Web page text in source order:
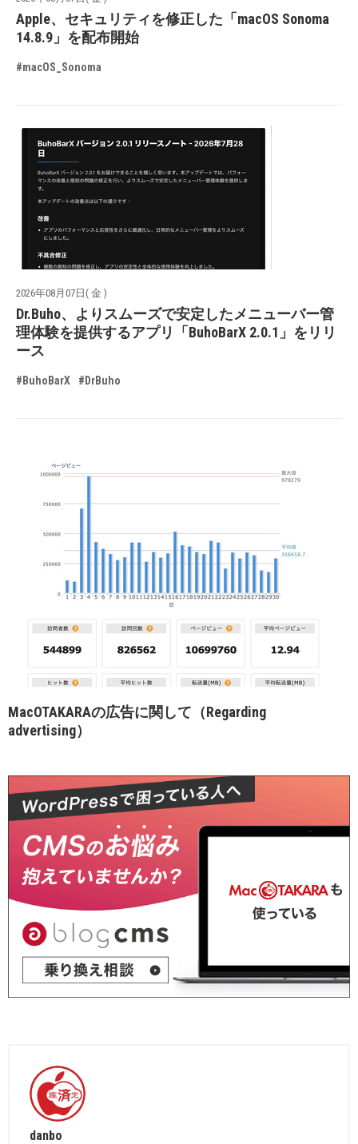
Apple、セキュリティを修正した「macOS Sonoma
14.8.9」を配布開始
#macOS_Sonoma
2026年08月07日( 金 )
Dr.Buho、よりスムーズで安定したメニューバー管
理体験を提供するアプリ「BuhoBarX 2.0.1」をリリ
ース
#BuhoBarX #DrBuho
MacOTAKARAの広告に関して（Regarding
advertising）
danbo